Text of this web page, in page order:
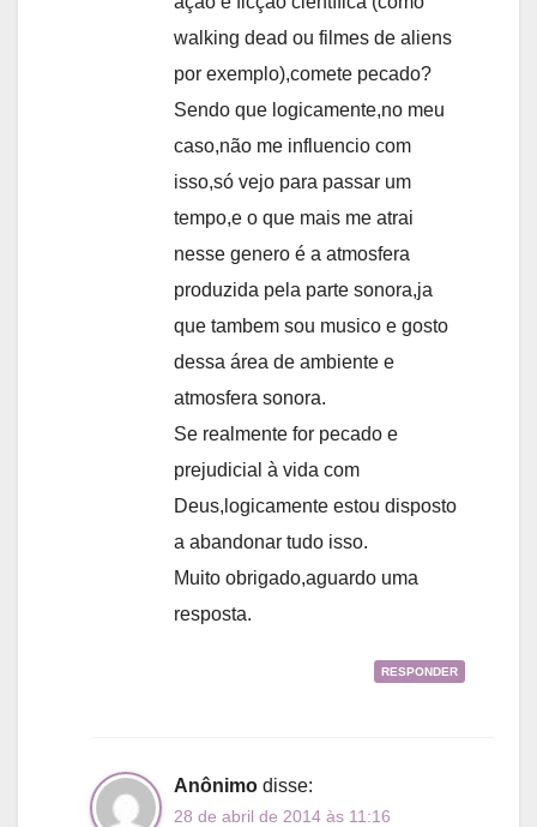
walking dead ou filmes de aliens
por exemplo),comete pecado?
Sendo que logicamente,no meu
caso,não me influencio com
isso,só vejo para passar um
tempo,e o que mais me atrai
nesse genero é a atmosfera
produzida pela parte sonora,ja
que tambem sou musico e gosto
dessa área de ambiente e
atmosfera sonora.
Se realmente for pecado e
prejudicial à vida com
Deus,logicamente estou disposto
a abandonar tudo isso.
Muito obrigado,aguardo uma
resposta.
RESPONDER
Anônimo disse:
28 de abril de 2014 às 11:16